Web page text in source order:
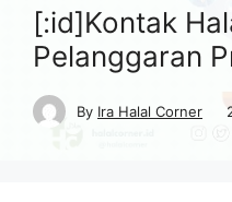
[:id]Kontak
Pelanggaran
By Ira Halal Corner